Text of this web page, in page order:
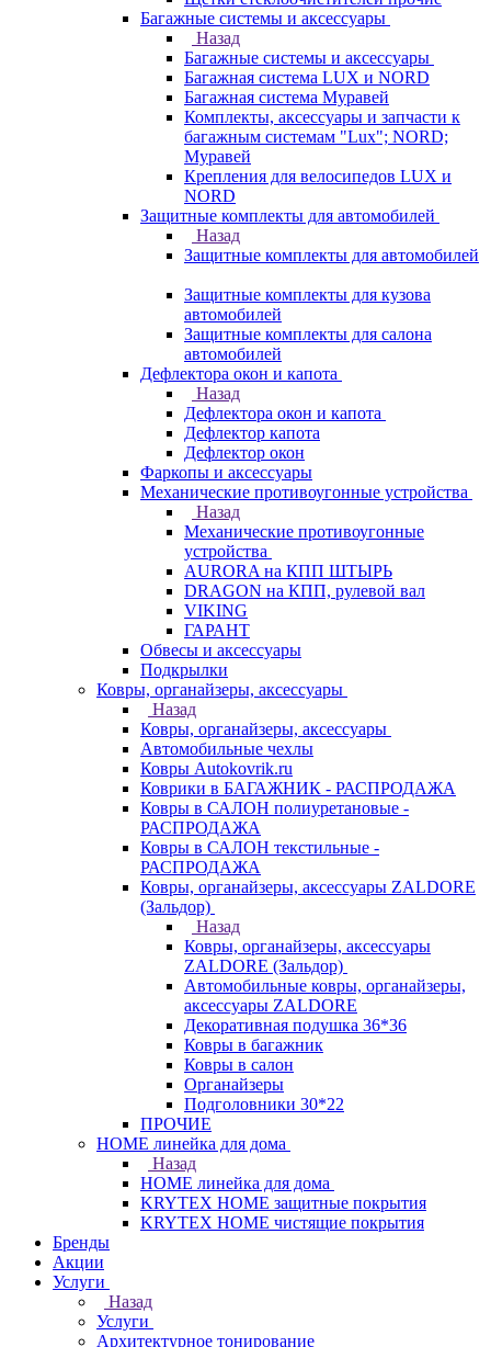
Багажные системы и аксессуары
Назад
Багажные системы и аксессуары
Багажная система LUX и NORD
Багажная система Муравей
Комплекты, аксессуары и запчасти к
багажным системам "Lux"; NORD;
Муравей
Крепления для велосипедов LUX и
NORD
Защитные комплекты для автомобилей
Назад
Защитные комплекты для автомобилей
Защитные комплекты для кузова
автомобилей
Защитные комплекты для салона
автомобилей
Дефлектора окон и капота
Назад
Дефлектора окон и капота
Дефлектор капота
Дефлектор окон
Фаркопы и аксессуары
Механические противоугонные устройства
Назад
Механические противоугонные
устройства
AURORA на КПП ШТЫРЬ
DRAGON на КПП, рулевой вал
VIKING
ГАРАНТ
Обвесы и аксессуары
Подкрылки
Ковры, органайзеры, аксессуары
Назад
Ковры, органайзеры, аксессуары
Автомобильные чехлы
Ковры Autokovrik.ru
Коврики в БАГАЖНИК - РАСПРОДАЖА
Ковры в САЛОН полиуретановые -
РАСПРОДАЖА
Ковры в САЛОН текстильные -
РАСПРОДАЖА
Ковры, органайзеры, аксессуары ZALDORE
(Зальдор)
Назад
Ковры, органайзеры, аксессуары
ZALDORE (Зальдор)
Автомобильные ковры, органайзеры,
аксессуары ZALDORE
Декоративная подушка 36*36
Ковры в багажник
Ковры в салон
Органайзеры
Подголовники 30*22
ПРОЧИЕ
HOME линейка для дома
Назад
HOME линейка для дома
KRYTEX HOME защитные покрытия
KRYTEX HOME чистящие покрытия
Бренды
Акции
Услуги
Назад
Услуги
Архитектурное тонирование